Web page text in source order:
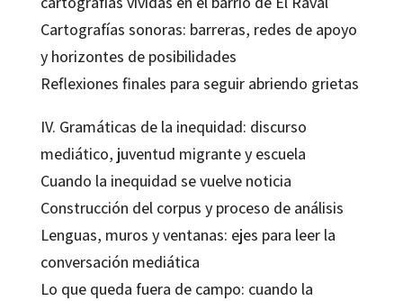
Cartografías sonoras: barreras, redes de apoyo
y horizontes de posibilidades
Reflexiones finales para seguir abriendo grietas
IV. Gramáticas de la inequidad: discurso
mediático, juventud migrante y escuela
Cuando la inequidad se vuelve noticia
Construcción del corpus y proceso de análisis
Lenguas, muros y ventanas: ejes para leer la
conversación mediática
Lo que queda fuera de campo: cuando la